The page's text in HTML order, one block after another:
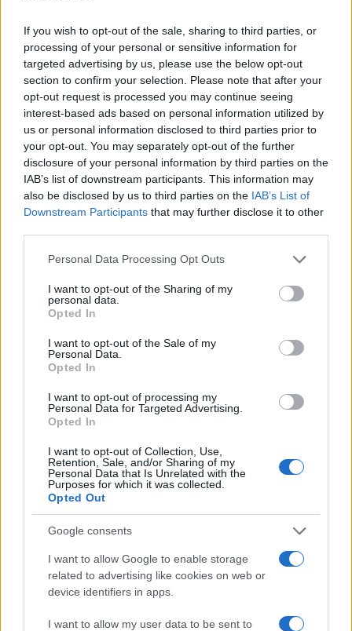
If you wish to opt-out of the sale, sharing to third parties, or
processing of your personal or sensitive information for
targeted advertising by us, please use the below opt-out
section to confirm your selection. Please note that after your
opt-out request is processed you may continue seeing
interest-based ads based on personal information utilized by
us or personal information disclosed to third parties prior to
your opt-out. You may separately opt-out of the further
disclosure of your personal information by third parties on the
IAB’s list of downstream participants. This information may
also be disclosed by us to third parties on the IAB’s List of
Downstream Participants that may further disclose it to other
Please note that this website/app uses one or more Google
not limited to your visit or usage behaviour. You may click to
grant or deny consent to Google and its third-party tags to
use your data for below specified purposes in below Google
consent section.
Personal Data Processing Opt Outs
I want to opt-out of the Sharing of my
personal data.
Opted In
I want to opt-out of the Sale of my
Personal Data.
Opted In
I want to opt-out of processing my
Personal Data for Targeted Advertising.
Opted In
I want to opt-out of Collection, Use,
Retention, Sale, and/or Sharing of my
Personal Data that Is Unrelated with the
Purposes for which it was collected.
Opted Out
Google consents
I want to allow Google to enable storage
related to advertising like cookies on web or
device identifiers in apps.
I want to allow my user data to be sent to
Identifica y elimina suscripciones, fees y compras impulsivas
Marta Ruiz · 8 Ago 2026
Cómo la crisis de refino está afectando los precios de la
gasolina y el diésel
Lucía Herrera · 7 Ago 2026
FINANZAS